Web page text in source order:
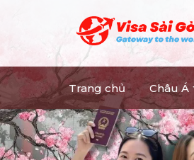
Trang chủ Châu Á